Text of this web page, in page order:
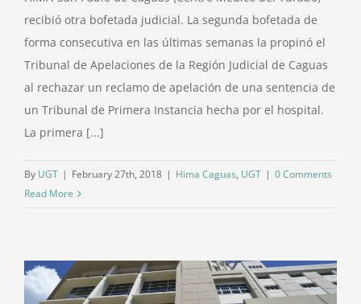
recibió otra bofetada judicial. La segunda bofetada de
forma consecutiva en las últimas semanas la propinó el
Tribunal de Apelaciones de la Región Judicial de Caguas
al rechazar un reclamo de apelación de una sentencia de
un Tribunal de Primera Instancia hecha por el hospital.
La primera [...]
By UGT | February 27th, 2018 | Hima Caguas, UGT | 0 Comments
Read More